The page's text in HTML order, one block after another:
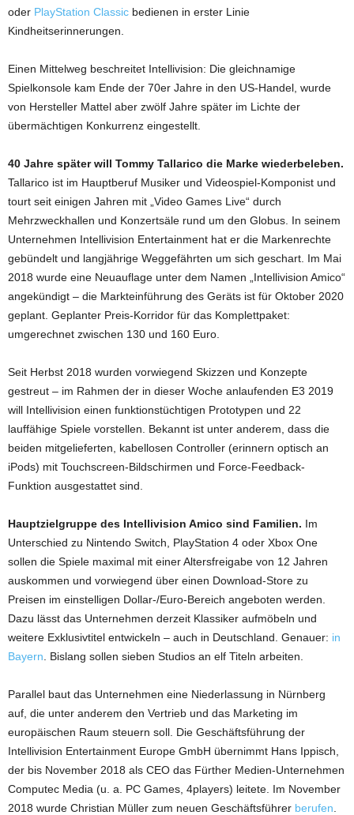
oder PlayStation Classic bedienen in erster Linie
Kindheitserinnerungen.
Einen Mittelweg beschreitet Intellivision: Die gleichnamige
Spielkonsole kam Ende der 70er Jahre in den US-Handel, wurde
von Hersteller Mattel aber zwölf Jahre später im Lichte der
übermächtigen Konkurrenz eingestellt.
40 Jahre später will Tommy Tallarico die Marke wiederbeleben.
Tallarico ist im Hauptberuf Musiker und Videospiel-Komponist und
tourt seit einigen Jahren mit „Video Games Live“ durch
Mehrzweckhallen und Konzertsäle rund um den Globus. In seinem
Unternehmen Intellivision Entertainment hat er die Markenrechte
gebündelt und langjährige Weggefährten um sich geschart. Im Mai
2018 wurde eine Neuauflage unter dem Namen „Intellivision Amico“
angekündigt – die Markteinführung des Geräts ist für Oktober 2020
geplant. Geplanter Preis-Korridor für das Komplettpaket:
umgerechnet zwischen 130 und 160 Euro.
Seit Herbst 2018 wurden vorwiegend Skizzen und Konzepte
gestreut – im Rahmen der in dieser Woche anlaufenden E3 2019
will Intellivision einen funktionstüchtigen Prototypen und 22
lauffähige Spiele vorstellen. Bekannt ist unter anderem, dass die
beiden mitgelieferten, kabellosen Controller (erinnern optisch an
iPods) mit Touchscreen-Bildschirmen und Force-Feedback-
Funktion ausgestattet sind.
Hauptzielgruppe des Intellivision Amico sind Familien. Im
Unterschied zu Nintendo Switch, PlayStation 4 oder Xbox One
sollen die Spiele maximal mit einer Altersfreigabe von 12 Jahren
auskommen und vorwiegend über einen Download-Store zu
Preisen im einstelligen Dollar-/Euro-Bereich angeboten werden.
Dazu lässt das Unternehmen derzeit Klassiker aufmöbeln und
weitere Exklusivtitel entwickeln – auch in Deutschland. Genauer: in
Bayern . Bislang sollen sieben Studios an elf Titeln arbeiten.
Parallel baut das Unternehmen eine Niederlassung in Nürnberg
auf, die unter anderem den Vertrieb und das Marketing im
europäischen Raum steuern soll. Die Geschäftsführung der
Intellivision Entertainment Europe GmbH übernimmt Hans Ippisch,
der bis November 2018 als CEO das Fürther Medien-Unternehmen
Computec Media (u. a. PC Games, 4players) leitete. Im November
2018 wurde Christian Müller zum neuen Geschäftsführer berufen